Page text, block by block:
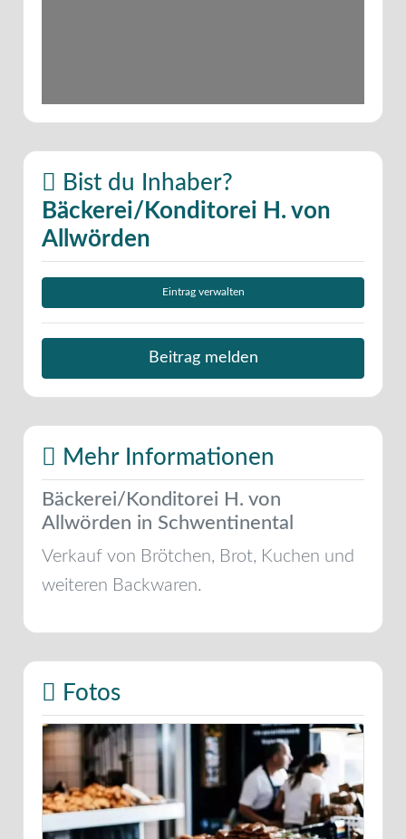
Bist du Inhaber?
Bäckerei/Konditorei H. von
Allwörden
Eintrag verwalten
Beitrag melden
Mehr Informationen
Bäckerei/Konditorei H. von
Allwörden in Schwentinental
Verkauf von Brötchen, Brot, Kuchen und
weiteren Backwaren.
Fotos